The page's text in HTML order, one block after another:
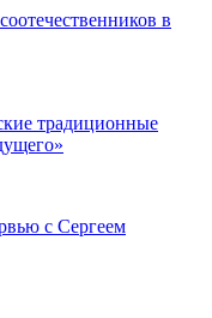
в
традиционные
с Сергеем